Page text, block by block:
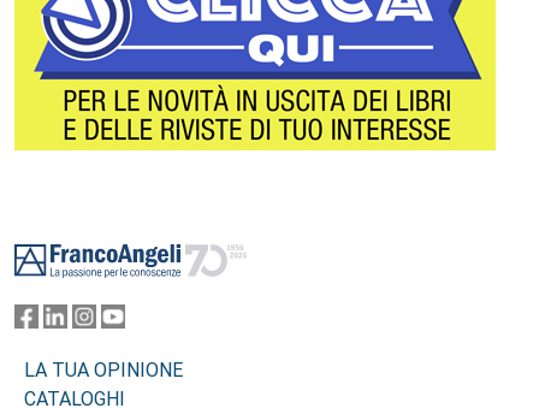
LA TUA OPINIONE
CATALOGHI